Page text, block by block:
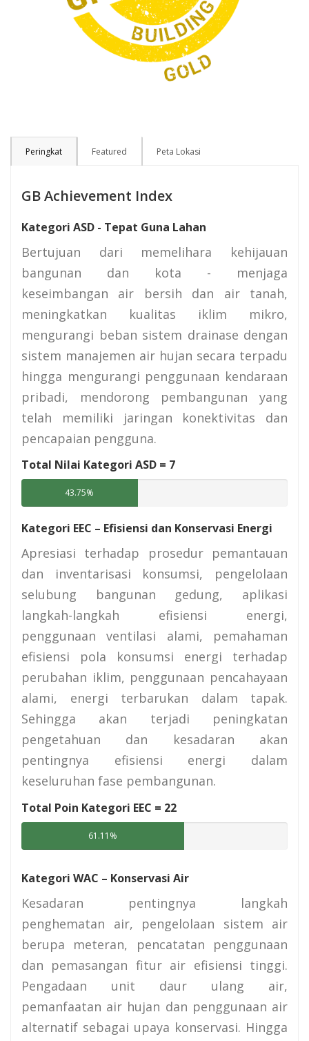
Peringkat Featured Peta Lokasi
GB Achievement Index
Kategori ASD - Tepat Guna Lahan
Bertujuan dari memelihara kehijauan
bangunan dan kota - menjaga
keseimbangan air bersih dan air tanah,
meningkatkan kualitas iklim mikro,
mengurangi beban sistem drainase dengan
sistem manajemen air hujan secara terpadu
hingga mengurangi penggunaan kendaraan
pribadi, mendorong pembangunan yang
telah memiliki jaringan konektivitas dan
pencapaian pengguna.
Total Nilai Kategori ASD = 7
43.75%
Kategori EEC – Efisiensi dan Konservasi Energi
Apresiasi terhadap prosedur pemantauan
dan inventarisasi konsumsi, pengelolaan
selubung bangunan gedung, aplikasi
langkah-langkah efisiensi energi,
penggunaan ventilasi alami, pemahaman
efisiensi pola konsumsi energi terhadap
perubahan iklim, penggunaan pencahayaan
alami, energi terbarukan dalam tapak.
Sehingga akan terjadi peningkatan
pengetahuan dan kesadaran akan
pentingnya efisiensi energi dalam
keseluruhan fase pembangunan.
Total Poin Kategori EEC = 22
61.11%
Kategori WAC – Konservasi Air
Kesadaran pentingnya langkah
penghematan air, pengelolaan sistem air
berupa meteran, pencatatan penggunaan
dan pemasangan fitur air efisiensi tinggi.
Pengadaan unit daur ulang air,
pemanfaatan air hujan dan penggunaan air
alternatif sebagai upaya konservasi. Hingga